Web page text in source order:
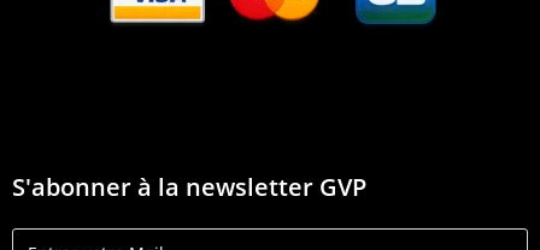
S'abonner à la newsletter GVP